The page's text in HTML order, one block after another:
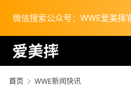
微信搜索公众号：WWE爱美摔
首页 WWE新闻快讯